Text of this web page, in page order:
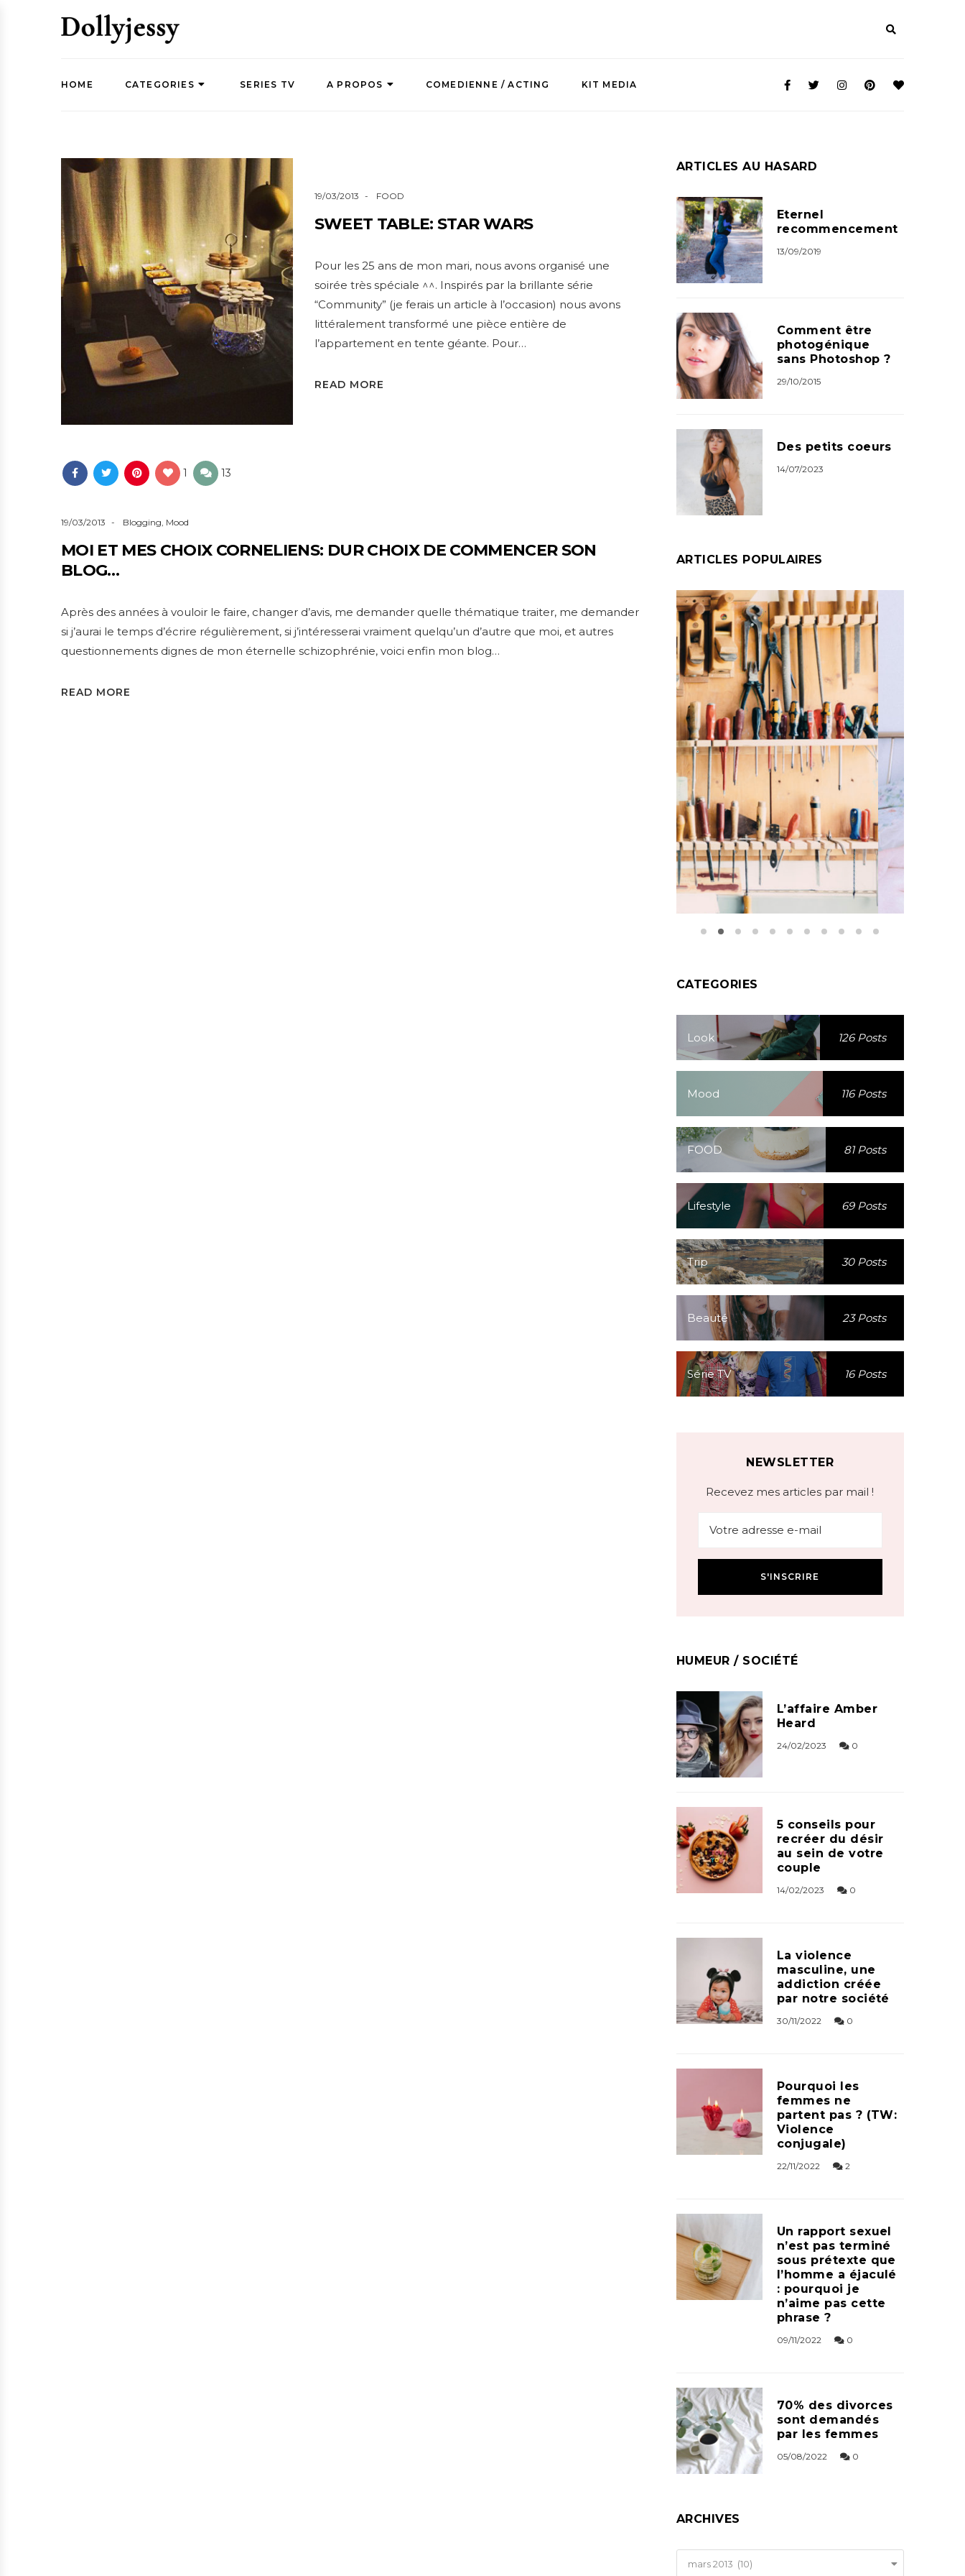
HOME CATEGORIES SERIES TV A PROPOS COMEDIENNE / ACTING KIT MEDIA
19/03/2013 FOOD
SWEET TABLE: STAR WARS
Pour les 25 ans de mon mari, nous avons organisé une
soirée très spéciale ^^. Inspirés par la brillante série
“Community” (je ferais un article à l’occasion) nous avons
littéralement transformé une pièce entière de
l’appartement en tente géante. Pour…
READ MORE
1 13
19/03/2013 Blogging, Mood
MOI ET MES CHOIX CORNELIENS: DUR CHOIX DE COMMENCER SON
BLOG…
Après des années à vouloir le faire, changer d’avis, me demander quelle thématique traiter, me demander
si j’aurai le temps d’écrire régulièrement, si j’intéresserai vraiment quelqu’un d’autre que moi, et autres
questionnements dignes de mon éternelle schizophrénie, voici enfin mon blog…
READ MORE
ARTICLES AU HASARD
Eternel
recommencement
13/09/2019
Comment être
photogénique
sans Photoshop ?
29/10/2015
Des petits coeurs
14/07/2023
ARTICLES POPULAIRES
CATEGORIES
Look 126 Posts
Mood 116 Posts
FOOD 81 Posts
Lifestyle 69 Posts
Trip 30 Posts
Beauté 23 Posts
Série TV 16 Posts
NEWSLETTER
Recevez mes articles par mail !
HUMEUR / SOCIÉTÉ
L’affaire Amber
Heard
24/02/2023 0
5 conseils pour
recréer du désir
au sein de votre
couple
14/02/2023 0
La violence
masculine, une
addiction créée
par notre société
30/11/2022 0
Pourquoi les
femmes ne
partent pas ? (TW:
Violence
conjugale)
22/11/2022 2
Un rapport sexuel
n’est pas terminé
sous prétexte que
l’homme a éjaculé
: pourquoi je
n’aime pas cette
phrase ?
09/11/2022 0
70% des divorces
sont demandés
par les femmes
05/08/2022 0
ARCHIVES
Archives
mars 2013 (10)